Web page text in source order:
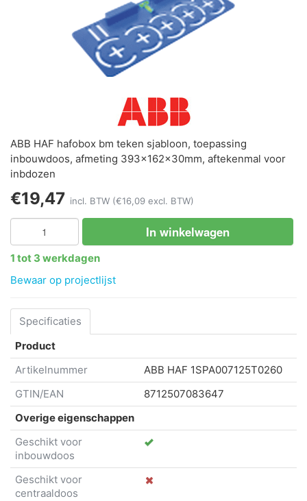
ABB HAF hafobox bm teken sjabloon, toepassing
inbouwdoos, afmeting 393x162x30mm, aftekenmal voor
inbdozen
€19,47 incl. BTW (€16,09 excl. BTW)
In winkelwagen
1 tot 3 werkdagen
Bewaar op projectlijst
Specificaties
Product
Artikelnummer
ABB HAF 1SPA007125T0260
GTIN/EAN
8712507083647
Overige eigenschappen
Geschikt voor
inbouwdoos
Geschikt voor
centraaldoos